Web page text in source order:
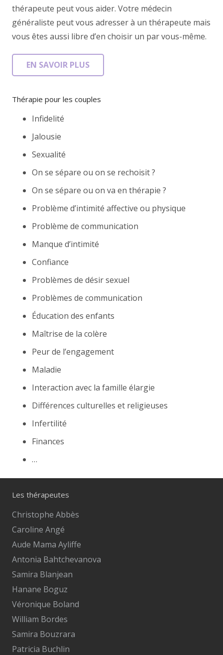
thérapeute peut vous aider. Votre médecin
généraliste peut vous adresser à un thérapeute mais
vous êtes aussi libre d’en choisir un par vous-même.
EN SAVOIR PLUS
Thérapie pour les couples
Infidelité
Jalousie
Sexualité
On se sépare ou on se rechoisit ?
On se sépare ou on va en thérapie ?
Problème d’intimité affective ou physique
Problème de communication
Manque d’intimité
Confiance
Problèmes de désir sexuel
Problèmes de communication
Éducation des enfants
Maîtrise de la colère
Peur de l’engagement
Maladie
Interaction avec la famille élargie
Différences culturelles et religieuses
Infertilité
Finances
…
Les thérapeutes
Christophe Abbès
Caroline Angé
Aude Mama Ayliffe
Antonia Bahtchevanova
Samira Blanjean
Hanane Boguz
Véronique Boland
William Bordes
Samira Bouzrara
Patricia Buchlin